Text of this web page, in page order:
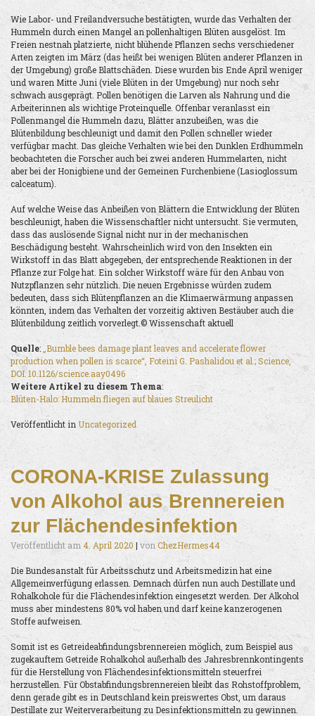
Wie Labor- und Freilandversuche bestätigten, wurde das Verhalten der
Hummeln durch einen Mangel an pollenhaltigen Blüten ausgelöst. Im
Freien nestnah platzierte, nicht blühende Pflanzen sechs verschiedener
Arten zeigten im März (das heißt bei wenigen Blüten anderer Pflanzen in
der Umgebung) große Blattschäden. Diese wurden bis Ende April weniger
und waren Mitte Juni (viele Blüten in der Umgebung) nur noch sehr
schwach ausgeprägt. Pollen benötigen die Larven als Nahrung und die
Arbeiterinnen als wichtige Proteinquelle. Offenbar veranlasst ein
Pollenmangel die Hummeln dazu, Blätter anzubeißen, was die
Blütenbildung beschleunigt und damit den Pollen schneller wieder
verfügbar macht. Das gleiche Verhalten wie bei den Dunklen Erdhummeln
beobachteten die Forscher auch bei zwei anderen Hummelarten, nicht
aber bei der Honigbiene und der Gemeinen Furchenbiene (Lasioglossum
calceatum).
Auf welche Weise das Anbeißen von Blättern die Entwicklung der Blüten
beschleunigt, haben die Wissenschaftler nicht untersucht. Sie vermuten,
dass das auslösende Signal nicht nur in der mechanischen
Beschädigung besteht. Wahrscheinlich wird von den Insekten ein
Wirkstoff in das Blatt abgegeben, der entsprechende Reaktionen in der
Pflanze zur Folge hat. Ein solcher Wirkstoff wäre für den Anbau von
Nutzpflanzen sehr nützlich. Die neuen Ergebnisse würden zudem
bedeuten, dass sich Blütenpflanzen an die Klimaerwärmung anpassen
könnten, indem das Verhalten der vorzeitig aktiven Bestäuber auch die
Blütenbildung zeitlich vorverlegt.© Wissenschaft aktuell
Quelle:„Bumble bees damage plant leaves and accelerate flower
production when pollen is scarce“, Foteini G. Pashalidou et al.; Science,
DOI: 10.1126/science.aay0496
Weitere Artikel zu diesem Thema:
Blüten-Halo: Hummeln fliegen auf blaues Streulicht
Veröffentlicht in Uncategorized
CORONA-KRISE Zulassung
von Alkohol aus Brennereien
zur Flächendesinfektion
Veröffentlicht am 4. April 2020 | von ChezHermes44
Die Bundesanstalt für Arbeitsschutz und Arbeitsmedizin hat eine
Allgemeinverfügung erlassen. Demnach dürfen nun auch Destillate und
Rohalkohole für die Flächendesinfektion eingesetzt werden. Der Alkohol
muss aber mindestens 80% vol haben und darf keine kanzerogenen
Stoffe aufweisen.
Somit ist es Getreideabfindungsbrennereien möglich, zum Beispiel aus
zugekauftem Getreide Rohalkohol außerhalb des Jahresbrennkontingents
für die Herstellung von Flächendesinfektionsmitteln steuerfrei
herzustellen. Für Obstabfindungsbrennereien bleibt das Rohstoffproblem,
denn gerade gibt es in Deutschland kein preiswertes Obst, um daraus
Destillate zur Weiterverarbeitung zu Desinfektionsmitteln zu gewinnen.